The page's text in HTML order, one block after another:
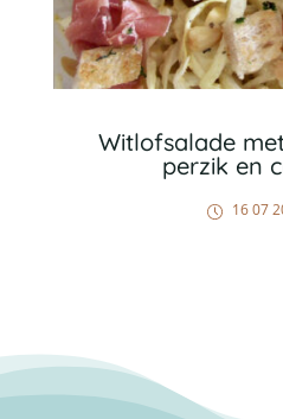
Witlofsalade
perzik en
16 07